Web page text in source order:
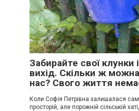
Життя
Забирайте свої клунки
вихід. Скільки ж
нас? Свого життя
Коли Софія Петрівна залишалася
просторій, але порожній сільській хаті,